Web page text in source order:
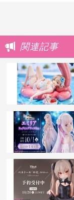
関連記事